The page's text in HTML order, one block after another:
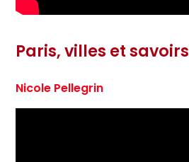
Paris, villes et savoirs
Nicole Pellegrin